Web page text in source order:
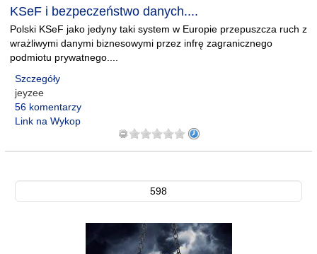
KSeF i bezpeczeństwo danych....
Polski KSeF jako jedyny taki system w Europie przepuszcza ruch z
wrażliwymi danymi biznesowymi przez infrę zagranicznego
podmiotu prywatnego....
Szczegóły
jeyzee
56 komentarzy
Link na Wykop
598